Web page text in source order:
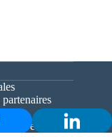
Web